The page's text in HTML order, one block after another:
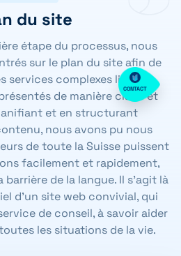
du site
étape du processus, nous
sur le plan du site afin de
services complexes liés à la
de manière claire et
et en structurant
nous avons pu nous
de toute la Suisse puissent
facilement et rapidement,
barrière de la langue. Il s'agit là
d'un site web convivial, qui
de conseil, à savoir aider
les situations de la vie.
CONTACT